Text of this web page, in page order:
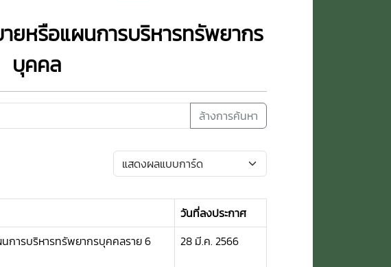
ยหรือแผนการบริหารทรัพยากร
บุคคล
ล้างการค้นหา
วันที่ลงประกาศ
การบริหารทรัพยากรบุคคลราย 6
28 มี.ค. 2566